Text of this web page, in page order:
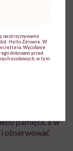
pamięta, a w
i obserwować
na otrzymywanie
dot. Hello Zdrowie. W
Wycofanie
dokonano przed
osobowych, w tym